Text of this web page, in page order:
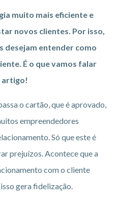
muito mais eficiente e
novos clientes. Por isso,
desejam entender como
É o que vamos falar
artigo!
o cartão, que é aprovado,
empreendedores
Só que este é
prejuízos. Acontece que a
com o cliente
gera fidelização.